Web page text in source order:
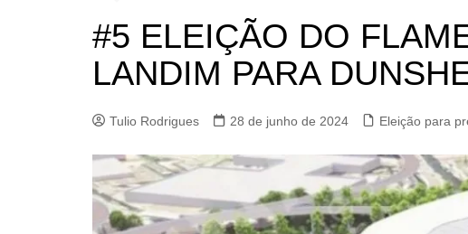
#5 ELEIÇÃO DO
LANDIM PARA
Tulio Rodrigues 28 de junho de 2024 Eleição para